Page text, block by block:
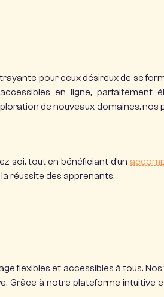
pour ceux désireux de se
en ligne, parfaitement
de nouveaux domaines,
soi, tout en bénéficiant d’un
réussite des apprenants.
flexibles et accessibles à tous. Nos
Grâce à notre plateforme